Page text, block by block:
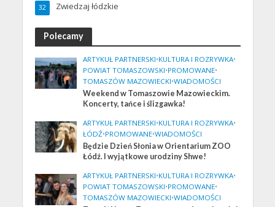
Zwiedzaj łódzkie
32
Polecamy
ARTYKUŁ PARTNERSKI•KULTURA I ROZRYWKA•
POWIAT TOMASZOWSKI•PROMOWANE•
TOMASZÓW MAZOWIECKI•WIADOMOŚCI
Weekend w Tomaszowie Mazowieckim.
Koncerty, tańce i ślizgawka!
ARTYKUŁ PARTNERSKI•KULTURA I ROZRYWKA•
ŁÓDŹ•PROMOWANE•WIADOMOŚCI
Będzie Dzień Słonia w Orientarium ZOO
Łódź. I wyjątkowe urodziny Shwe!
ARTYKUŁ PARTNERSKI•KULTURA I ROZRYWKA•
POWIAT TOMASZOWSKI•PROMOWANE•
TOMASZÓW MAZOWIECKI•WIADOMOŚCI